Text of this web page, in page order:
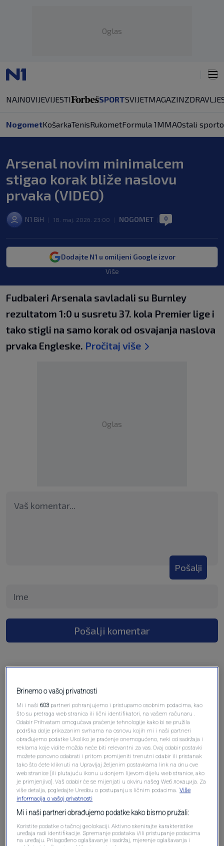
Oglas
NAJNOVIJEVIJESTI SPORTSVIJETMAGAZINZDRAVLJE
NogometKošarkaTenisRukometFormula 1MMAOstali
Arsenal novim minimalcem
stigao korak bliže naslovu
prvaka (VIDEO)
N1 BiH 18. maj. 2026. 23:00 NOGOMET 0
Dodajte N1 u omiljeni Google izvor
Više
Fudbaleri Arsenala savladali su Burnley
rezultatom 1:0 u susretu 37. kola Premier lige i
tako stigli na samo korak od osvajanja naslova
prvaka Engleske. Pročitaj više
Oglas
Pošalji
Pošalji komentar
Oglas
Brinemo o vašoj privatnosti
Mi i naši603 partneri pohranjujemo i pristupamo osobnim podacima, kao
što su pretraga web stranica ili lični identifikatori, na vašem računaru .
Odabir Prihvatam omogućava praćenje tehnologije kako bi se pružila
podrška dolje prikazanim svrhama na osnovu kojih mi i naši partneri
obrađujemo podatke Ukoliko je praćenje onemogućeno, neki od sadržaja i
reklama koje vidite možda neće biti relevantni za vas. Ovaj odabir postavki
možete ponovno odabrati i pritom promijeniti trenutni odabir ili pristanak
tako što ćete kliknuti na Upravljaj željenim postavkama link na dnu ove
web stranice [ili plutajuću ikonu u donjem lijevom dijelu web stranice, ako
je primjenjivo]. Vaš odabir će se mijenjati u okviru našeg Wеб локација. Za
više detalja, pogledajte Uredbu o postupanju s ličnim podacima. Više
informacija o vašoj privatnosti
Mi i naši partneri obrađujemo podatke kako bismo pružali:
Koristite podatke o tačnoj geolokaciji. Aktivno skenirajte karakteristike
uređaja radi identifikacije. Spremanje podataka i/ili pristupanje podacima
na uređaju. Prilagođeno oglašavanje i sadržaj, mjerenje oglašavanja i